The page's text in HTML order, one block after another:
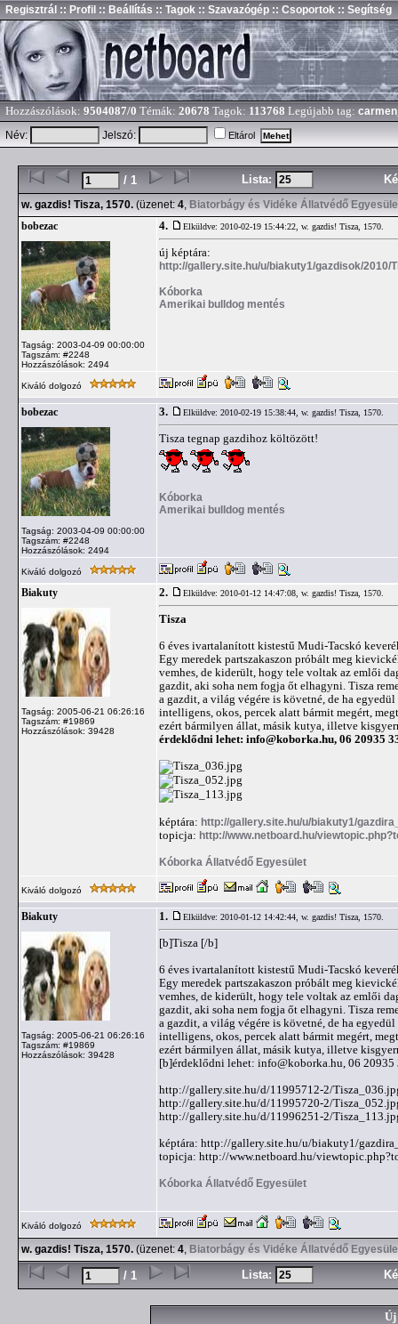
Regisztrál :: Profil :: Beállítás :: Tagok :: Szavazógép :: Csoportok :: Segítség
Hozzászólások: 9504087/0 Témák: 20678 Tagok: 113768 Legújabb tag:
Név:
Jelszó: Eltárol
/ 1 Lista:
w. gazdis! Tisza, 1570. (üzenet: 4, Biatorbágy és Vidéke Állatvédő
bobezac
Tagság: 2003-04-09 00:00:00
Tagszám: #2248
Hozzászólások: 2494
4. Elküldve: 2010-02-19 15:44:22, w. gazdis! Tisza, 1570.
új képtára:
http://gallery.site.hu/u/biakuty1/gazdisok/2010/
Kóborka
Amerikai bulldog mentés
Kiváló dolgozó
bobezac
Tagság: 2003-04-09 00:00:00
Tagszám: #2248
Hozzászólások: 2494
3. Elküldve: 2010-02-19 15:38:44, w. gazdis! Tisza, 1570.
Tisza tegnap gazdihoz költözött!
Kóborka
Amerikai bulldog mentés
Kiváló dolgozó
Biakuty
Tagság: 2005-06-21 06:26:16
Tagszám: #19869
Hozzászólások: 39428
2. Elküldve: 2010-01-12 14:47:08, w. gazdis! Tisza, 1570.
Tisza
6 éves ivartalanított kistestű Mudi-Tacskó
Egy meredek partszakaszon próbált meg
vemhes, de kiderült, hogy tele voltak az emlői
gazdit, aki soha nem fogja őt elhagyni. Tisza
a gazdit, a világ végére is követné, de ha
intelligens, okos, percek alatt bármit megért,
ezért bármilyen állat, másik kutya, illetve
érdeklődni lehet: info@koborka.hu, 06 20935
képtára: http://gallery.site.hu/u/biakuty1/
topicja: http://www.netboard.hu/
Kóborka Állatvédő Egyesület
Kiváló dolgozó
Biakuty
Tagság: 2005-06-21 06:26:16
Tagszám: #19869
Hozzászólások: 39428
1. Elküldve: 2010-01-12 14:42:44, w. gazdis! Tisza, 1570.
[b]Tisza [/b]
6 éves ivartalanított kistestű Mudi-Tacskó
Egy meredek partszakaszon próbált meg
vemhes, de kiderült, hogy tele voltak az emlői
gazdit, aki soha nem fogja őt elhagyni. Tisza
a gazdit, a világ végére is követné, de ha
intelligens, okos, percek alatt bármit megért,
ezért bármilyen állat, másik kutya, illetve
[b]érdeklődni lehet: info@koborka.hu , 06
http://gallery.site.hu/d/11995712-2/
http://gallery.site.hu/d/11995720-2/
http://gallery.site.hu/d/11996251-2/
képtára: http://gallery.site.hu/u/biakuty1/
topicja: http://www.netboard.hu/
Kóborka Állatvédő Egyesület
Kiváló dolgozó
w. gazdis! Tisza, 1570. (üzenet: 4, Biatorbágy és Vidéke Állatvédő
/ 1 Lista:
Új